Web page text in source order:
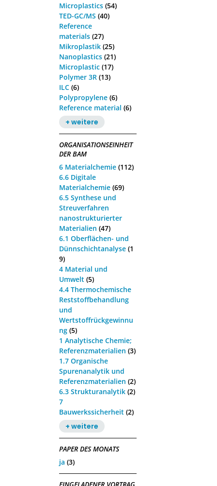
Microplastics (54)
TED-GC/MS (40)
Reference
materials (27)
Mikroplastik (25)
Nanoplastics (21)
Microplastic (17)
Polymer 3R (13)
ILC (6)
Polypropylene (6)
Reference material (6)
+ weitere
ORGANISATIONSEINHEIT
DER BAM
6 Materialchemie (112)
6.6 Digitale
Materialchemie (69)
6.5 Synthese und
Streuverfahren
nanostrukturierter
Materialien (47)
6.1 Oberflächen- und
Dünnschichtanalyse (1
9)
4 Material und
Umwelt (5)
4.4 Thermochemische
Reststoffbehandlung
und
Wertstoffrückgewinnu
ng (5)
1 Analytische Chemie;
Referenzmaterialien (3)
1.7 Organische
Spurenanalytik und
Referenzmaterialien (2)
6.3 Strukturanalytik (2)
7
Bauwerkssicherheit (2)
+ weitere
PAPER DES MONATS
ja (3)